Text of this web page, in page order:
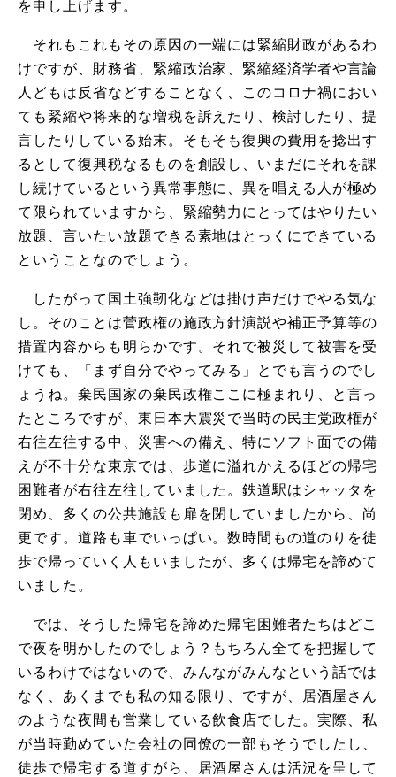
を申し上げます。
それもこれもその原因の一端には緊縮財政があるわ
けですが、財務省、緊縮政治家、緊縮経済学者や言論
人どもは反省などすることなく、このコロナ禍におい
ても緊縮や将来的な増税を訴えたり、検討したり、提
言したりしている始末。そもそも復興の費用を捻出す
るとして復興税なるものを創設し、いまだにそれを課
し続けているという異常事態に、異を唱える人が極め
て限られていますから、緊縮勢力にとってはやりたい
放題、言いたい放題できる素地はとっくにできている
ということなのでしょう。
したがって国土強靭化などは掛け声だけでやる気な
し。そのことは菅政権の施政方針演説や補正予算等の
措置内容からも明らかです。それで被災して被害を受
けても、「まず自分でやってみる」とでも言うのでし
ょうね。棄民国家の棄民政権ここに極まれり、と言っ
たところですが、東日本大震災で当時の民主党政権が
右往左往する中、災害への備え、特にソフト面での備
えが不十分な東京では、歩道に溢れかえるほどの帰宅
困難者が右往左往していました。鉄道駅はシャッタを
閉め、多くの公共施設も扉を閉していましたから、尚
更です。道路も車でいっぱい。数時間もの道のりを徒
歩で帰っていく人もいましたが、多くは帰宅を諦めて
いました。
では、そうした帰宅を諦めた帰宅困難者たちはどこ
で夜を明かしたのでしょう？もちろん全てを把握して
いるわけではないので、みんながみんなという話では
なく、あくまでも私の知る限り、ですが、居酒屋さん
のような夜間も営業している飲食店でした。実際、私
が当時勤めていた会社の同僚の一部もそうでしたし、
徒歩で帰宅する道すがら、居酒屋さんは活況を呈して